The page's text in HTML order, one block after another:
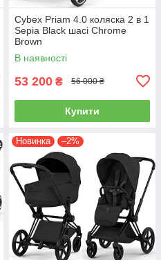
Cybex Priam 4.0 коляска 2 в 1
Sepia Black шасі Chrome
Brown
В наявності
53 200 ₴ 56 000 ₴
Купити
Новинка –2%